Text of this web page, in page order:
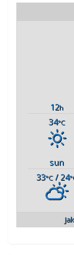
12h
34°C
sun
33°C / 24